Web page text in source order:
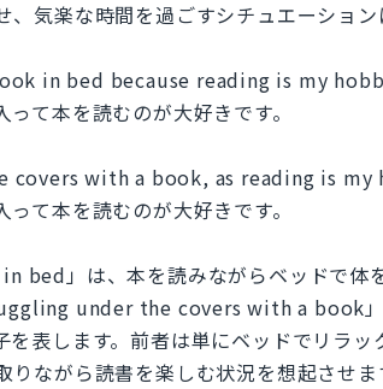
気楽な時間を過ごすシチュエーション
in bed because reading is my
て本を読むのが大好きです。
covers with a book, as reading is my
て本を読むのが大好きです。
bed」は、本を読みながらベッドで体
under the covers with a book
を表します。前者は単にベッドでリラ
ながら読書を楽しむ状況を想起させま